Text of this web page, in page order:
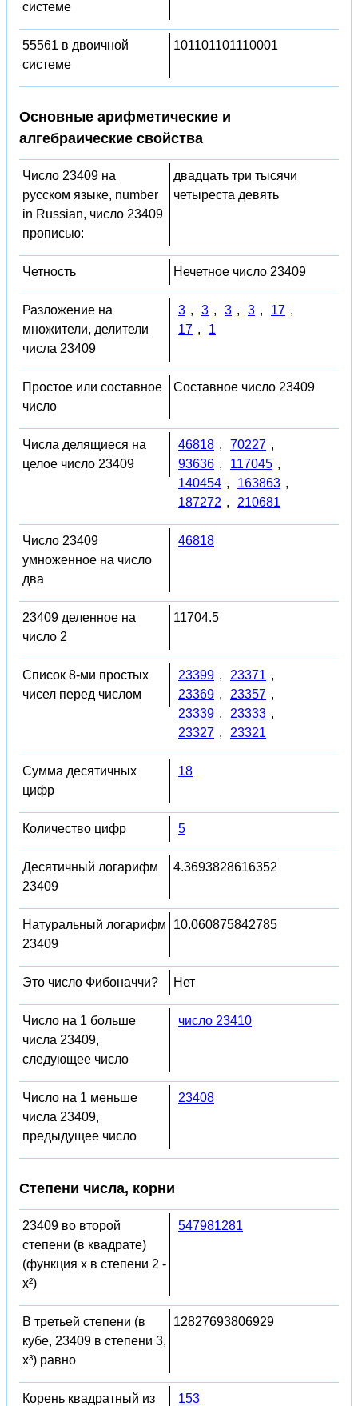
системе
55561 в двоичной
системе
101101101110001
Основные арифметические и
алгебраические свойства
Число 23409 на
русском языке, number
in Russian, число 23409
прописью:
двадцать три тысячи
четыреста девять
Четность Нечетное число 23409
Разложение на
множители, делители
числа 23409
3 , 3 , 3 , 3 , 17 ,
17 , 1
Простое или составное
число
Составное число 23409
Числа делящиеся на
целое число 23409
46818 , 70227 ,
93636 , 117045 ,
140454 , 163863 ,
187272 , 210681
Число 23409
умноженное на число
два
46818
23409 деленное на
число 2
11704.5
Список 8-ми простых
чисел перед числом
23399 , 23371 ,
23369 , 23357 ,
23339 , 23333 ,
23327 , 23321
Сумма десятичных
цифр
18
Количество цифр 5
Десятичный логарифм
23409
4.3693828616352
Натуральный логарифм
23409
10.060875842785
Это число Фибоначчи? Нет
Число на 1 больше
числа 23409,
следующее число
число 23410
Число на 1 меньше
числа 23409,
предыдущее число
23408
Степени числа, корни
23409 во второй
степени (в квадрате)
(функция x в степени 2 -
x²)
547981281
В третьей степени (в
кубе, 23409 в степени 3,
x³) равно
12827693806929
Корень квадратный из
153